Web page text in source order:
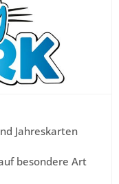
Jahreskarten
besondere Art